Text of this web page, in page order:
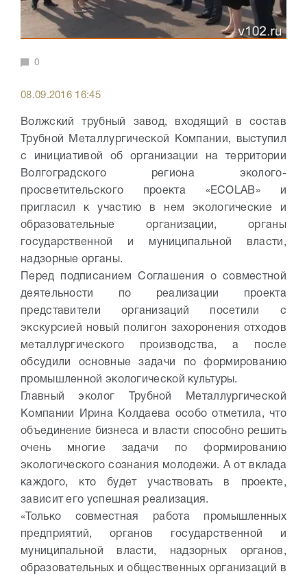
0
08.09.2016 16:45
Волжский трубный завод, входящий в состав
Трубной Металлургической Компании, выступил
с инициативой об организации на территории
Волгоградского региона экологo-
просветительского проекта «ECOLAB» и
пригласил к участию в нем экологические и
образовательные организации, органы
государственной и муниципальной власти,
надзорные органы.
Перед подписанием Соглашения о совместной
деятельности по реализации проекта
представители организаций посетили с
экскурсией новый полигон захоронения отходов
металлургического производства, а после
обсудили основные задачи по формированию
промышленной экологической культуры.
Главный эколог Трубной Металлургической
Компании Ирина Колдаева особо отметила, что
объединение бизнеса и власти способно решить
очень многие задачи по формированию
экологического сознания молодежи. А от вклада
каждого, кто будет участвовать в проекте,
зависит его успешная реализация.
«Только совместная работа промышленных
предприятий, органов государственной и
муниципальной власти, надзорных органов,
образовательных и общественных организаций в